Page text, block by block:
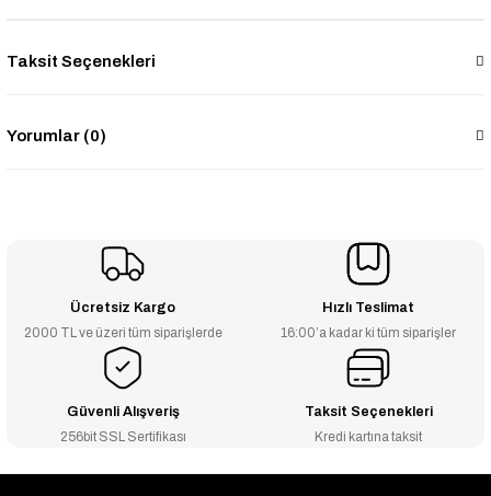
Taksit Seçenekleri
Yorumlar (0)
Ücretsiz Kargo
2000 TL ve üzeri tüm siparişlerde
Hızlı Teslimat
16:00’a kadar ki tüm siparişler
Güvenli Alışveriş
256bit SSL Sertifikası
Taksit Seçenekleri
Kredi kartına taksit